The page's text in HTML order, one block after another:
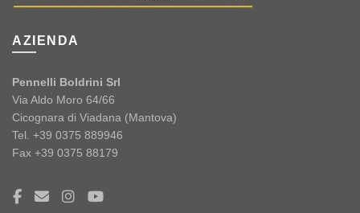
AZIENDA
Pennelli Boldrini Srl
Via Aldo Moro 64/66
Cicognara di Viadana (Mantova)
Tel. +39 0375 889946
Fax +39 0375 88179